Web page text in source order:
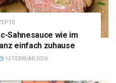
Sahnesauce wie im
einfach zuhause
13 FEBRUAR 2026